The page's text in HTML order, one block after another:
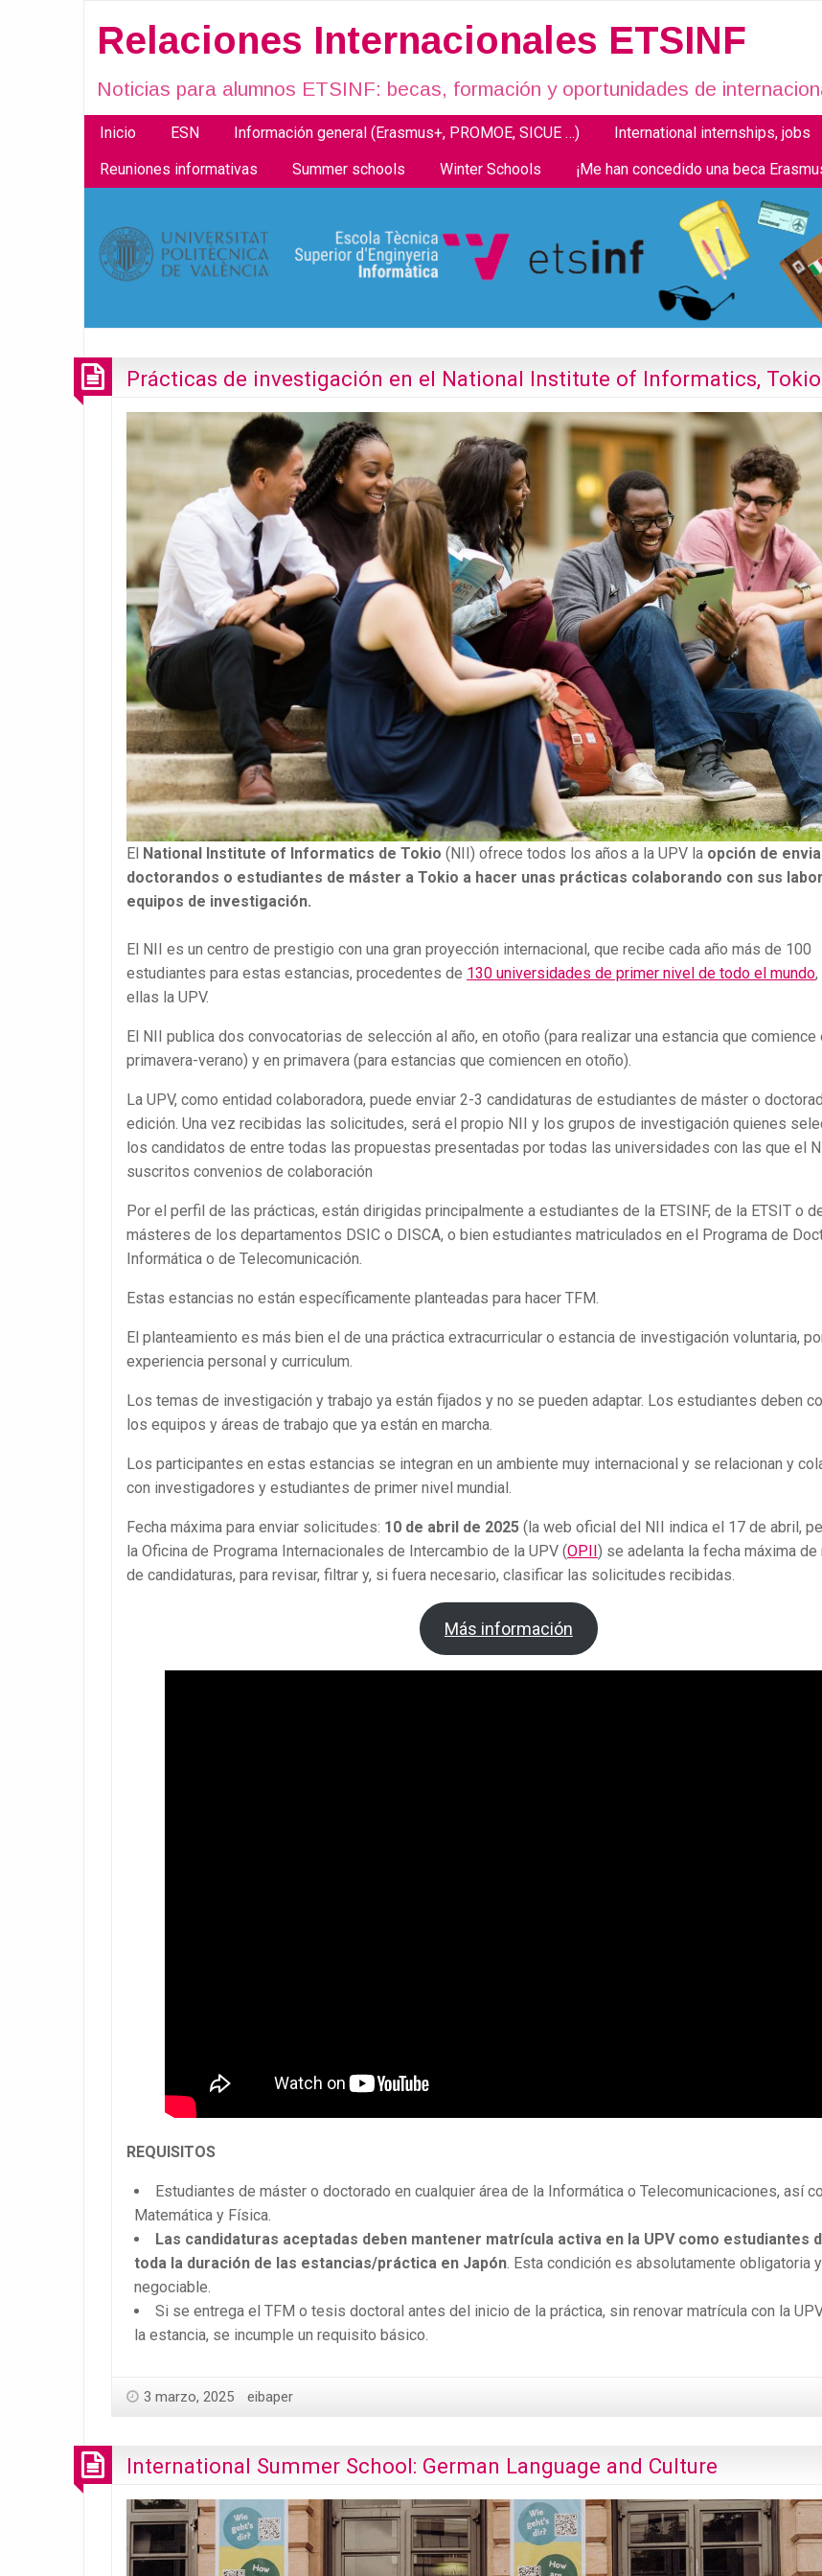
Relaciones Internacionales ETSINF
Noticias para alumnos ETSINF: becas, formación y oportunidades de
Inicio ESN Información general (Erasmus+, PROMOE, SICUE …) International internships, jobs
Reuniones informativas Summer schools Winter Schools ¡Me han concedido una beca
Prácticas de investigación en el National Institute of Informatics, Tokio
El National Institute of Informatics de Tokio (NII) ofrece todos los años a la UPV la opción de
doctorandos o estudiantes de máster a Tokio a hacer unas prácticas colaborando con sus
equipos de investigación.
El NII es un centro de prestigio con una gran proyección internacional, que recibe cada año más de 100
estudiantes para estas estancias, procedentes de 130 universidades de primer nivel de todo el mundo
ellas la UPV.
El NII publica dos convocatorias de selección al año, en otoño (para realizar una estancia que comience
primavera-verano) y en primavera (para estancias que comiencen en otoño).
La UPV, como entidad colaboradora, puede enviar 2-3 candidaturas de estudiantes de máster o
edición. Una vez recibidas las solicitudes, será el propio NII y los grupos de investigación quienes
los candidatos de entre todas las propuestas presentadas por todas las universidades con las que el
suscritos convenios de colaboración
Por el perfil de las prácticas, están dirigidas principalmente a estudiantes de la ETSINF, de la ETSIT o
másteres de los departamentos DSIC o DISCA, o bien estudiantes matriculados en el Programa de
Informática o de Telecomunicación.
Estas estancias no están específicamente planteadas para hacer TFM.
El planteamiento es más bien el de una práctica extracurricular o estancia de investigación voluntaria,
experiencia personal y curriculum.
Los temas de investigación y trabajo ya están fijados y no se pueden adaptar. Los estudiantes deben
los equipos y áreas de trabajo que ya están en marcha.
Los participantes en estas estancias se integran en un ambiente muy internacional y se relacionan y
con investigadores y estudiantes de primer nivel mundial.
Fecha máxima para enviar solicitudes: 10 de abril de 2025 (la web oficial del NII indica el 17 de abril,
la Oficina de Programa Internacionales de Intercambio de la UPV (OPII) se adelanta la fecha máxima de
de candidaturas, para revisar, filtrar y, si fuera necesario, clasificar las solicitudes recibidas.
Más información
REQUISITOS
Estudiantes de máster o doctorado en cualquier área de la Informática o Telecomunicaciones, así
Matemática y Física.
Las candidaturas aceptadas deben mantener matrícula activa en la UPV como estudiantes
toda la duración de las estancias/práctica en Japón . Esta condición es absolutamente obligatoria
negociable.
Si se entrega el TFM o tesis doctoral antes del inicio de la práctica, sin renovar matrícula con la
la estancia, se incumple un requisito básico.
3 marzo, 2025 eibaper
International Summer School: German Language and Culture